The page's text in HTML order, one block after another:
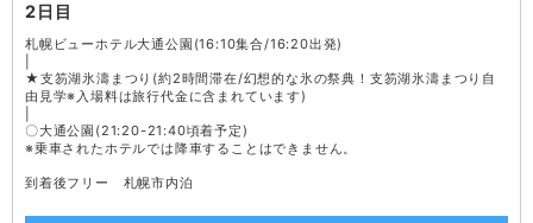
2日目
札幌ビューホテル大通公園(16:10集合/16:20出発)
★支笏湖氷濤まつり(約2時間滞在/幻想的な氷の祭典！支笏湖氷濤まつり自
由見学※入場料は旅行代金に含まれています)
〇大通公園(21:20-21:40頃着予定)
※乗車されたホテルでは降車することはできません。
到着後フリー 札幌市内泊